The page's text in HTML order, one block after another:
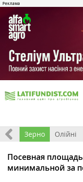
Світ Зерно Олійні
Посевная
минимальной за